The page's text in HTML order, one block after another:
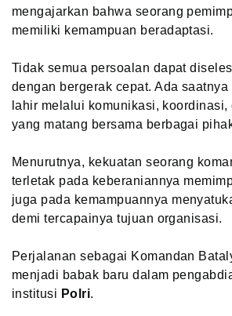
mengajarkan bahwa seorang
memiliki kemampuan beradaptasi.
Tidak semua persoalan dapat
dengan bergerak cepat. Ada
lahir melalui komunikasi, koordinasi,
yang matang bersama berbagai
Menurutnya, kekuatan seorang
terletak pada keberaniannya
juga pada kemampuannya
demi tercapainya tujuan organisasi.
Perjalanan sebagai Komandan
menjadi babak baru dalam
institusi Polri.